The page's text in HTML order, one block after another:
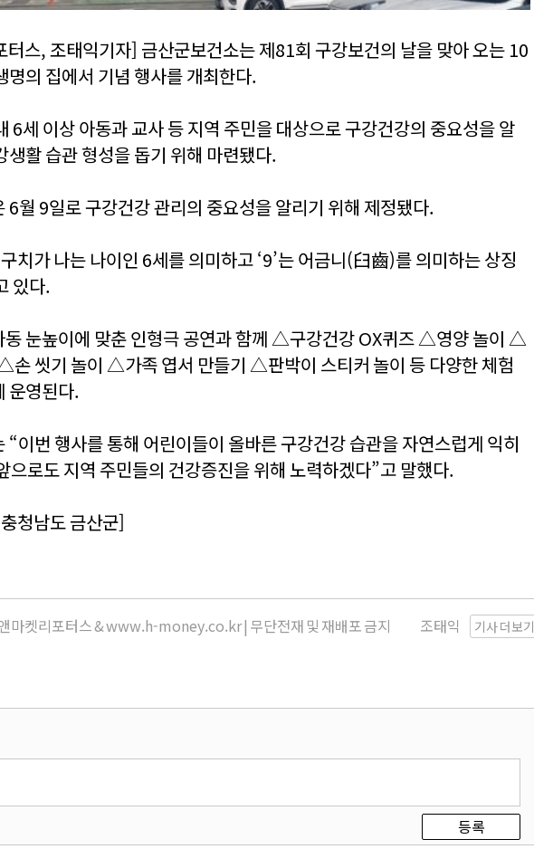
터스, 조태익기자] 금산군보건소는 제81회 구강보건의 날을 맞아 오는 10
명의 집에서 기념 행사를 개최한다.
6세 이상 아동과 교사 등 지역 주민을 대상으로 구강건강의 중요성을 알
생활 습관 형성을 돕기 위해 마련됐다.
6월 9일로 구강건강 관리의 중요성을 알리기 위해 제정됐다.
치가 나는 나이인 6세를 의미하고 ‘9’는 어금니(臼齒)를 의미하는 상징
있다.
동 눈높이에 맞춘 인형극 공연과 함께 △구강건강 OX퀴즈 △영양 놀이 △
손 씻기 놀이 △가족 엽서 만들기 △판박이 스티커 놀이 등 다양한 체험
운영된다.
“이번 행사를 통해 어린이들이 올바른 구강건강 습관을 자연스럽게 익히
으로도 지역 주민들의 건강증진을 위해 노력하겠다”고 말했다.
청남도 금산군]
켓리포터스 & www.h-money.co.kr | 무단전재 및 재배포 금지 기사 더보기
조태익
등록